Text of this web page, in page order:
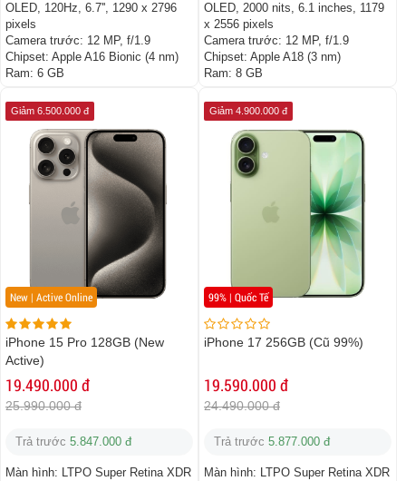
OLED, 120Hz, 6.7'', 1290 x 2796
pixels
Camera trước: 12 MP, f/1.9
Chipset: Apple A16 Bionic (4 nm)
Ram: 6 GB
OLED, 2000 nits, 6.1 inches, 1179
x 2556 pixels
Camera trước: 12 MP, f/1.9
Chipset: Apple A18 (3 nm)
Ram: 8 GB
New | Active Online
Giảm 6.500.000 đ
iPhone 15 Pro 128GB (New
Active)
19.490.000 đ
25.990.000 đ
Trả trước 5.847.000 đ
Màn hình: LTPO Super Retina XDR
99% | Quốc Tế
Giảm 4.900.000 đ
iPhone 17 256GB (Cũ 99%)
19.590.000 đ
24.490.000 đ
Trả trước 5.877.000 đ
Màn hình: LTPO Super Retina XDR